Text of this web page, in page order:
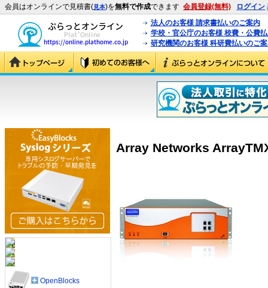
会員はオンラインで見積書(見本)を無料で作成できます 会員登録(無料) ログイン
法人のお客様 請求書払いのご案内
学校・官公庁のお客様 校費・公費
研究機関のお客様 科研費払いのご
Array Networks
OpenBlocks